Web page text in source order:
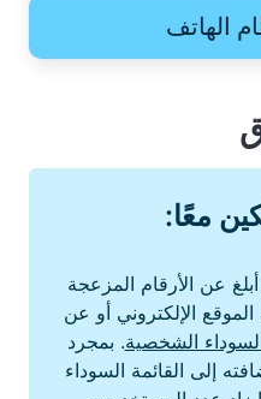
الهاتف
معًا:
عن الأرقام المزعجة
الإلكتروني أو عن
الشخصية. بمجرد
إلى القائمة السوداء